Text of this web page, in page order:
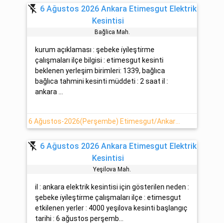
flash_off 6 Ağustos 2026 Ankara Etimesgut Elektrik
Kesintisi
Bağlica Mah.
kurum açıklaması : şebeke i̇yi̇leşti̇rme
çalışmaları ilçe bilgisi : etimesgut kesinti
beklenen yerleşim birimleri: 1339, bağlıca
bağlıca tahmini kesinti müddeti : 2 saat il :
ankara ...
6 Ağustos-2026(Perşembe) Etimesgut/Ankara Elektrik Kesintisi Hakkında
flash_off 6 Ağustos 2026 Ankara Etimesgut Elektrik
Kesintisi
Yeşi̇lova Mah.
il : ankara elektrik kesintisi için gösterilen neden :
şebeke i̇yi̇leşti̇rme çalışmaları ilçe : etimesgut
etkilenen yerler : 4000 yeşi̇lova kesinti başlangıç
tarihi : 6 ağustos perşemb...